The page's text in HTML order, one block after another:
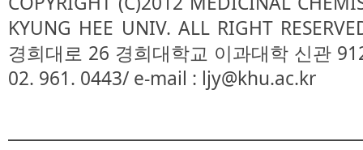
KYUNG HEE UNIV. ALL RIGHT
경희대로 26 경희대학교 이과대학 신관
02. 961. 0443/ e-mail : ljy@khu.ac.kr